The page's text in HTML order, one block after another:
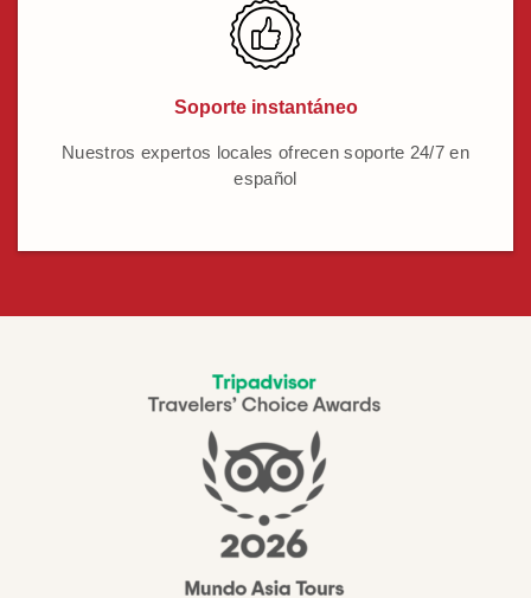
Soporte instantáneo
Nuestros expertos locales ofrecen soporte 24/7 en
español